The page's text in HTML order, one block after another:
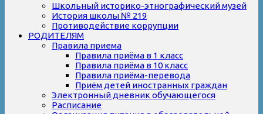
Школьный историко-этнографический музей
История школы № 219
Противодействие коррупции
РОДИТЕЛЯМ
Правила приема
Правила приёма в 1 класс
Правила приёма в 10 класс
Правила приёма-перевода
Приём детей иностранных граждан
Электронный дневник обучающегося
Расписание